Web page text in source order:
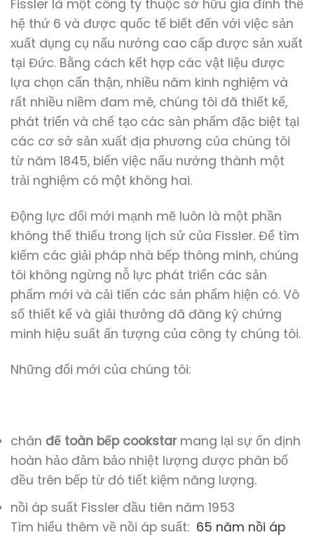
Fissler là một công ty thuộc sở hữu gia đình thế
hệ thứ 6 và được quốc tế biết đến với việc sản
xuất dụng cụ nấu nướng cao cấp được sản xuất
tại Đức. Bằng cách kết hợp các vật liệu được
lựa chọn cẩn thận, nhiều năm kinh nghiệm và
rất nhiều niềm đam mê, chúng tôi đã thiết kế,
phát triển và chế tạo các sản phẩm đặc biệt tại
các cơ sở sản xuất địa phương của chúng tôi
từ năm 1845, biến việc nấu nướng thành một
trải nghiệm có một không hai.
Động lực đổi mới mạnh mẽ luôn là một phần
không thể thiếu trong lịch sử của Fissler. Để tìm
kiếm các giải pháp nhà bếp thông minh, chúng
tôi không ngừng nỗ lực phát triển các sản
phẩm mới và cải tiến các sản phẩm hiện có. Vô
số thiết kế và giải thưởng đã đăng ký chứng
minh hiệu suất ấn tượng của công ty chúng tôi.
Những đổi mới của chúng tôi:
chân đế toàn bếp cookstarmang lại sự ổn định
hoàn hảo đảm bảo nhiệt lượng được phân bổ
đều trên bếp từ đó tiết kiệm năng lượng.
nồi áp suất Fissler đầu tiên năm 1953
Tìm hiểu thêm về nồi áp suất: 65 năm nồi áp